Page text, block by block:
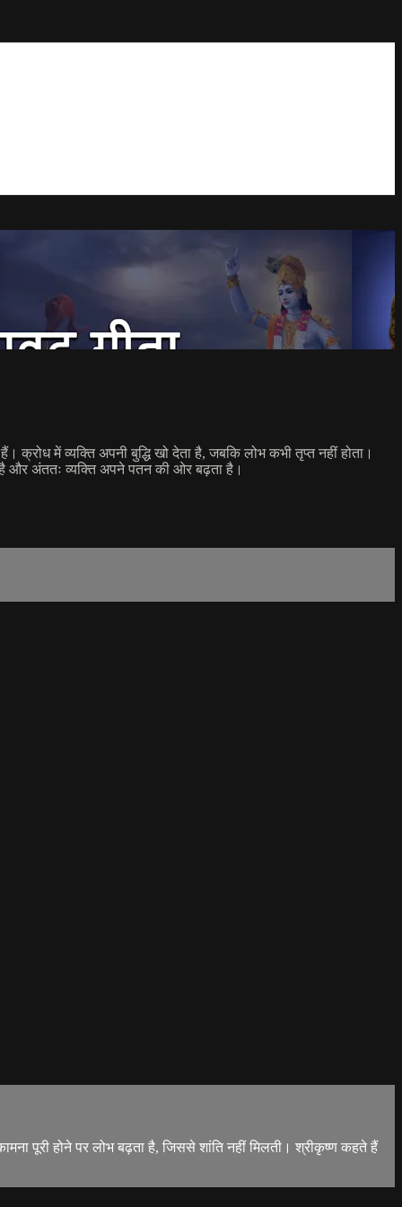
में व्यक्ति अपनी बुद्धि खो देता है, जबकि लोभ कभी तृप्त नहीं होता।
है और अंततः व्यक्ति अपने पतन की ओर बढ़ता है।
पूरी होने पर लोभ बढ़ता है, जिससे शांति नहीं मिलती। श्रीकृष्ण कहते हैं